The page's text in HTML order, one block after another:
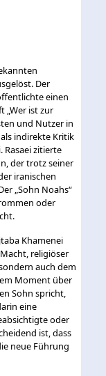
Der
einen
„Wer ist zur
und Nutzer in
indirekte Kritik
Rasaei zitierte
der trotz seiner
iranischen
„Sohn Noahs“
oder
Khamenei
religiöser
auch dem
Moment über
Sohn spricht,
eine
oder
ist, dass
neue Führung